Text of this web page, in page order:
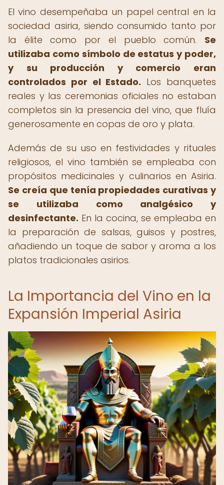
El vino desempeñaba un papel central en la
sociedad asiria, siendo consumido tanto por
la élite como por el pueblo común. Se
utilizaba como símbolo de estatus y poder,
y su producción y comercio eran
controlados por el Estado. Los banquetes
reales y las ceremonias oficiales no estaban
completos sin la presencia del vino, que fluía
generosamente en copas de oro y plata.
Además de su uso en festividades y rituales
religiosos, el vino también se empleaba con
propósitos medicinales y culinarios en Asiria.
Se creía que tenía propiedades curativas y
se utilizaba como analgésico y
desinfectante. En la cocina, se empleaba en
la preparación de salsas, guisos y postres,
añadiendo un toque de sabor y aroma a los
platos tradicionales asirios.
La Importancia del Vino en la
Expansión Imperial Asiria